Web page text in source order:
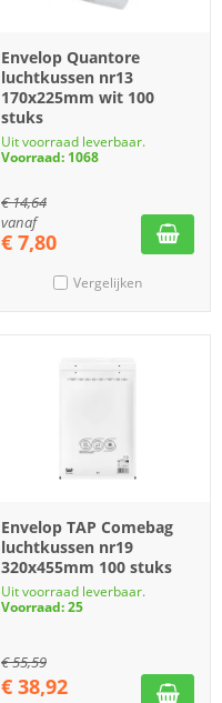
Envelop Quantore
luchtkussen nr13
170x225mm wit 100
stuks
Uit voorraad leverbaar.
Voorraad: 1068
€14,64
vanaf
€ 7,80
Vergelijken
Envelop TAP Comebag
luchtkussen nr19
320x455mm 100 stuks
Uit voorraad leverbaar.
Voorraad: 25
€55,59
€ 38,92